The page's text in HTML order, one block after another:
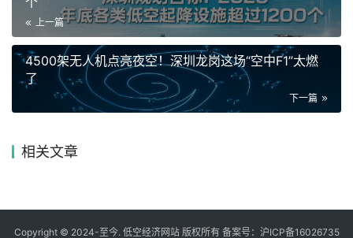
上一篇
4500架无人机点亮夜空！深圳龙岗这场“空中F1”太燃
了
下一篇
相关文章
Copyright © 2024-至今. 低空经济网站 版权所有 备案号： 沪ICP备16026735